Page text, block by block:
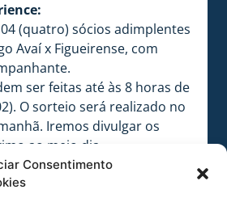
Consentimento
(quatro) sócios adimplentes
Avaí x Figueirense, com
ser feitas até às 8 horas de
O sorteio será realizado no
Iremos divulgar os
ao meio dia.
UnfowGsr8KFZXTS39